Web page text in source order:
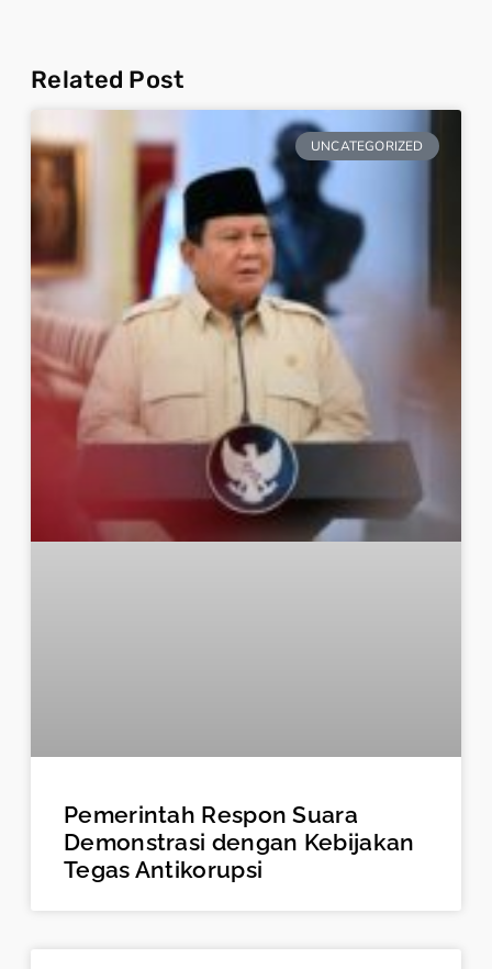
Related Post
UNCATEGORIZED
Pemerintah Respon Suara
Demonstrasi dengan Kebijakan
Tegas Antikorupsi